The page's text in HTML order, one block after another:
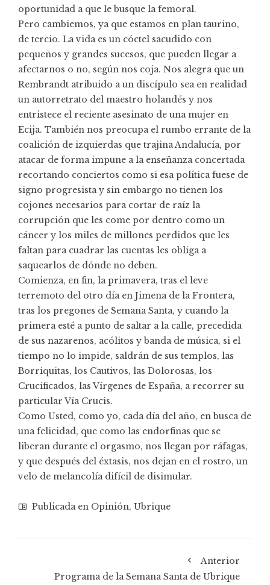
oportunidad a que le busque la femoral.
Pero cambiemos, ya que estamos en plan taurino,
de tercio. La vida es un cóctel sacudido con
pequeños y grandes sucesos, que pueden llegar a
afectarnos o no, según nos coja. Nos alegra que un
Rembrandt atribuido a un discípulo sea en realidad
un autorretrato del maestro holandés y nos
entristece el reciente asesinato de una mujer en
Ecija. También nos preocupa el rumbo errante de la
coalición de izquierdas que trajina Andalucía, por
atacar de forma impune a la enseñanza concertada
recortando conciertos como si esa política fuese de
signo progresista y sin embargo no tienen los
cojones necesarios para cortar de raíz la
corrupción que les come por dentro como un
cáncer y los miles de millones perdidos que les
faltan para cuadrar las cuentas les obliga a
saquearlos de dónde no deben.
Comienza, en fin, la primavera, tras el leve
terremoto del otro día en Jimena de la Frontera,
tras los pregones de Semana Santa, y cuando la
primera esté a punto de saltar a la calle, precedida
de sus nazarenos, acólitos y banda de música, si el
tiempo no lo impide, saldrán de sus templos, las
Borriquitas, los Cautivos, las Dolorosas, los
Crucificados, las Vírgenes de España, a recorrer su
particular Vía Crucis.
Como Usted, como yo, cada día del año, en busca de
una felicidad, que como las endorfinas que se
liberan durante el orgasmo, nos llegan por ráfagas,
y que después del éxtasis, nos dejan en el rostro, un
velo de melancolía difícil de disimular.
Publicada en Opinión, Ubrique
Anterior
Programa de la Semana Santa de Ubrique